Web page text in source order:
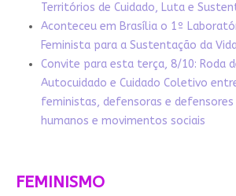
Territórios de Cuidado, Luta e
Aconteceu em Brasília o 1º
Feminista para a Sustentação da
Convite para esta terça, 8/10: Roda
Autocuidado e Cuidado Coletivo
feministas, defensoras e
humanos e movimentos sociais
FEMINISMO